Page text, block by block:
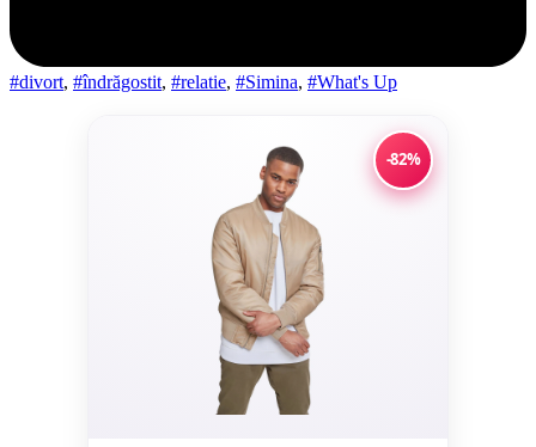
#divort, #îndrăgostit, #relatie, #Simina, #What's Up
-82%